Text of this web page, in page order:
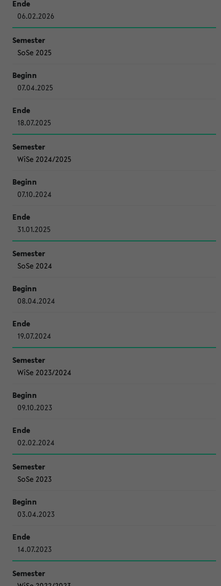
06.02.2026
SoSe 2025
07.04.2025
18.07.2025
WiSe 2024/2025
07.10.2024
31.01.2025
SoSe 2024
08.04.2024
19.07.2024
WiSe 2023/2024
09.10.2023
02.02.2024
SoSe 2023
03.04.2023
14.07.2023